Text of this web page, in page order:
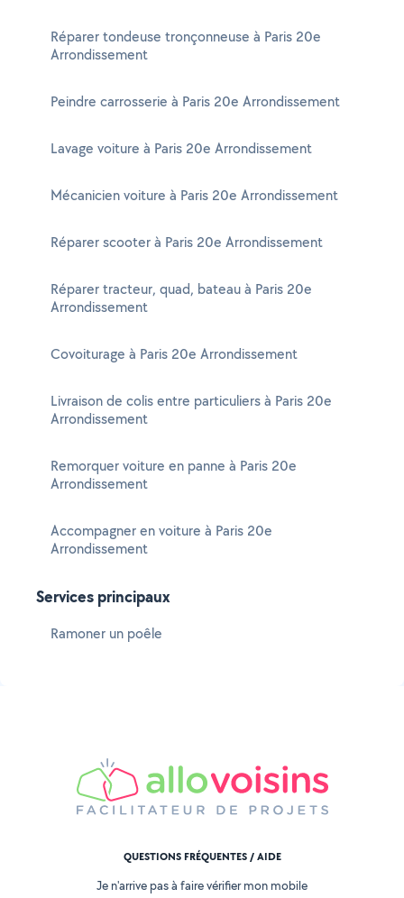
Réparer tondeuse tronçonneuse à Paris 20e
Arrondissement
Peindre carrosserie à Paris 20e Arrondissement
Lavage voiture à Paris 20e Arrondissement
Mécanicien voiture à Paris 20e Arrondissement
Réparer scooter à Paris 20e Arrondissement
Réparer tracteur, quad, bateau à Paris 20e
Arrondissement
Covoiturage à Paris 20e Arrondissement
Livraison de colis entre particuliers à Paris 20e
Arrondissement
Remorquer voiture en panne à Paris 20e
Arrondissement
Accompagner en voiture à Paris 20e
Arrondissement
Services principaux
Ramoner un poêle
QUESTIONS FRÉQUENTES / AIDE
Je n'arrive pas à faire vérifier mon mobile